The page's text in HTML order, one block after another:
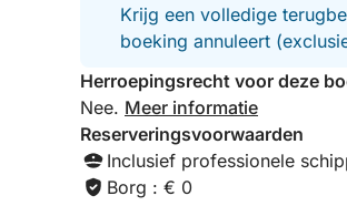
Krijg een volledige
boeking annuleert
Herroepingsrecht voor deze
Nee. Meer informatie
Reserveringsvoorwaarden
Inclusief professionele
Borg : € 0